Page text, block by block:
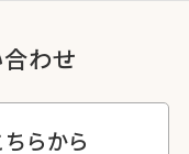
わせ
らから